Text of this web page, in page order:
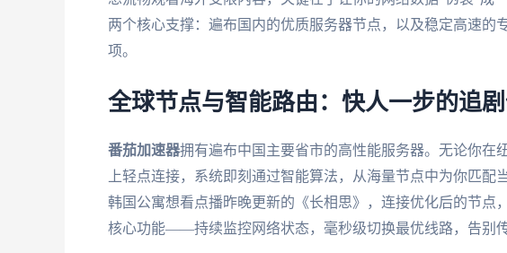
两个核心支撑：遍布国内的优质服务器节点，以及稳定高速的
项。
全球节点与智能路由：快人一步的追
番茄加速器拥有遍布中国主要省市的高性能服务器。无论你在
上轻点连接，系统即刻通过智能算法，从海量节点中为你匹
韩国公寓想看点播昨晚更新的《长相思》，连接优化后的节点
核心功能——持续监控网络状态，毫秒级切换最优线路，告别